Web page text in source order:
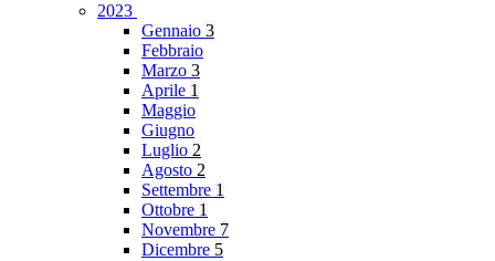
2023
Gennaio 3
Febbraio
Marzo 3
Aprile 1
Maggio
Giugno
Luglio 2
Agosto 2
Settembre 1
Ottobre 1
Novembre 7
Dicembre 5